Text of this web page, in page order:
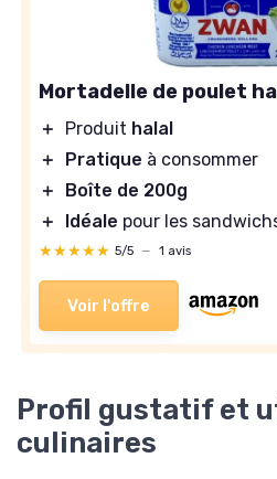
Mortadelle de poulet
＋ Produit halal
＋
Pratique à consommer
＋
Boîte de 200g
＋
Idéale pour les
★★★★★
★★★★★ 5/5 — 1 avis
Voir l'offre
Profil gustatif et
culinaires